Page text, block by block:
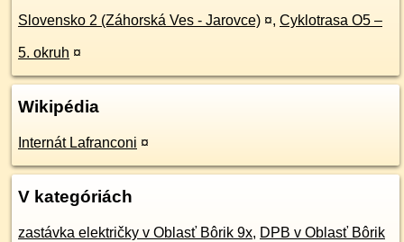
Slovensko 2 (Záhorská Ves - Jarovce) ¤, Cyklotrasa O5 –
5. okruh ¤
Wikipédia
Internát Lafranconi ¤
V kategóriách
zastávka električky v Oblasť Bôrik 9x, DPB v Oblasť Bôrik